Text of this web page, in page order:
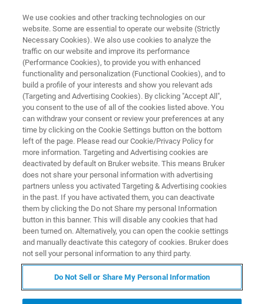
神经科学
活体脑缺血
了解活体脑缺血的更多信息
CONTACT US
用于评估脑缺血影响的活体成像
技术
We use cookies and other tracking technologies on our
website. Some are essential to operate our website (Strictly
Necessary Cookies). We also use cookies to analyze the
traffic on our website and improve its performance
(Performance Cookies), to provide you with enhanced
functionality and personalization (Functional Cookies), and to
build a profile of your interests and show you relevant ads
(Targeting and Advertising Cookies). By clicking "Accept All",
you consent to the use of all of the cookies listed above. You
can withdraw your consent or review your preferences at any
time by clicking on the Cookie Settings button on the bottom
left of the page. Please read our Cookie/Privacy Policy for
more information. Targeting and Advertising cookies are
deactivated by default on Bruker website. This means Bruker
does not share your personal information with advertising
partners unless you activated Targeting & Advertising cookies
in the past. If you have activated them, you can deactivate
them by clicking the Do not Share my personal Information
button in this banner. This will disable any cookies that had
been turned on. Alternatively, you can open the cookie settings
and manually deactivate this category of cookies. Bruker does
not sell your personal information to any third party.
Do Not Sell or Share My Personal Information